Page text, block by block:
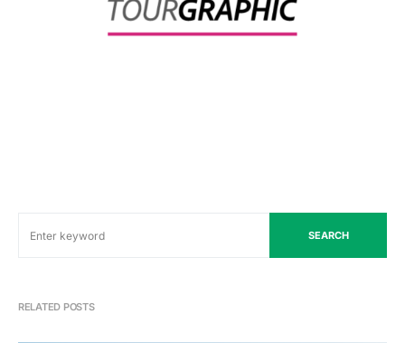
SEARCH
RELATED POSTS